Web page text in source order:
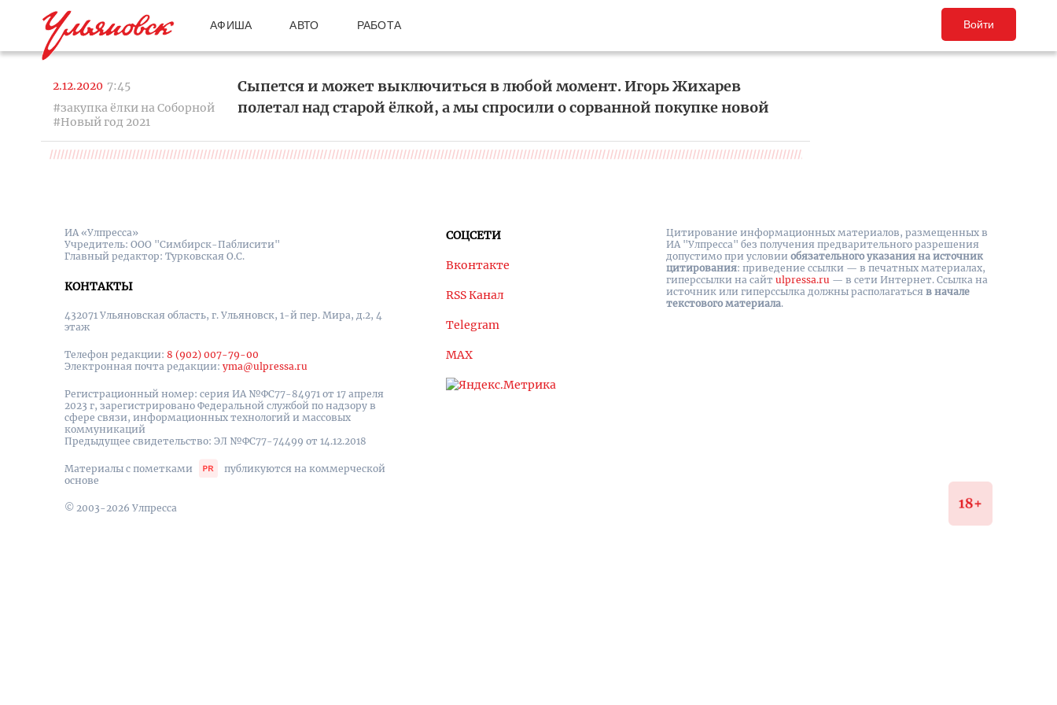
АФИША АВТО РАБОТА Войти
2.12.2020 7:45
#закупка ёлки на Соборной
#Новый год 2021
Сыпется и может выключиться в любой момент. Игорь Жихарев
полетал над старой ёлкой, а мы спросили о сорванной покупке новой
ИА «Улпресса»
Учредитель: ООО "Симбирск-Паблисити"
Главный редактор: Турковская О.С.
КОНТАКТЫ
432071 Ульяновская область, г. Ульяновск, 1-й пер. Мира, д.2, 4
этаж
Телефон редакции: 8 (902) 007-79-00
Электронная почта редакции: yma@ulpressa.ru
Регистрационный номер: серия ИА №ФС77-84971 от 17 апреля
2023 г, зарегистрировано Федеральной службой по надзору в
сфере связи, информационных технологий и массовых
коммуникаций
Предыдущее свидетельство: ЭЛ №ФС77-74499 от 14.12.2018
Материалы с пометками
публикуются на коммерческой
основе
© 2003-2026 Улпресса
СОЦСЕТИ
Вконтакте
RSS Канал
Telegram
MAX
Цитирование информационных материалов, размещенных в
ИА "Улпресса" без получения предварительного разрешения
допустимо при условии обязательного указания на источник
цитирования: приведение ссылки — в печатных материалах,
гиперссылки на cайт ulpressa.ru — в сети Интернет. Ссылка на
источник или гиперссылка должны располагаться в начале
текстового материала.